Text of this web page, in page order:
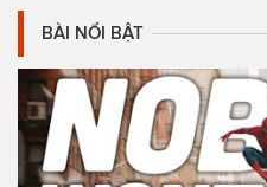
BÀI NỔI BẬT